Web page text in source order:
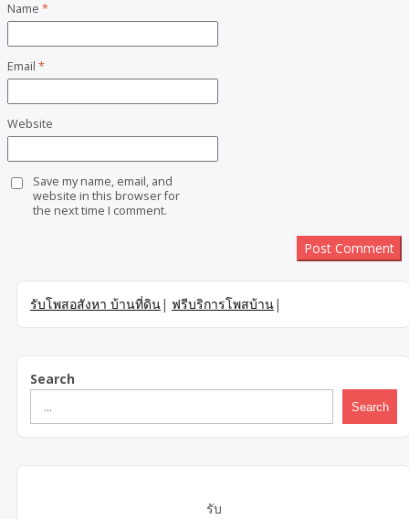
Name *
Email *
Website
Save my name, email, and
website in this browser for
the next time I comment.
รับโพสอสังหา บ้านที่ดิน| ฟรีบริการโพสบ้าน|
Search
Search
รับ